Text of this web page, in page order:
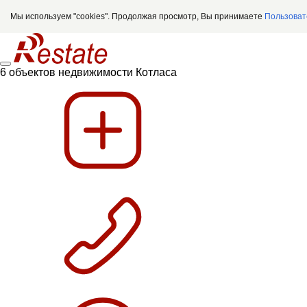
Мы используем "cookies". Продолжая просмотр, Вы принимаете
6 объектов недвижимости Котласа